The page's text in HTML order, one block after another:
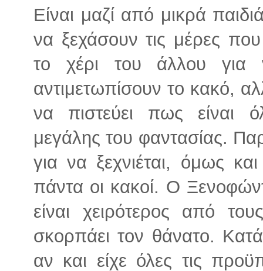
Είναι μαζί από μικρά
να ξεχάσουν τις μέρες
το χέρι του άλλου για
αντιμετωπίσουν το κακό,
να πιστεύει πως είναι
μεγάλης του φαντασίας.
για να ξεχνιέται, όμως
πάντα οι κακοί. Ο
είναι χειρότερος από
σκορπάει τον θάνατο.
αν και είχε όλες τις